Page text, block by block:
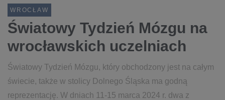
WROCŁAW
Światowy Tydzień Mózgu na
wrocławskich uczelniach
Światowy Tydzień Mózgu, który obchodzony jest na całym
świecie, także w stolicy Dolnego Śląska ma godną
reprezentację. W dniach 11-15 marca 2024 r. dwa z